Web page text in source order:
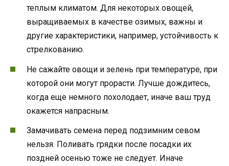
теплым климатом. Для некоторых овощей,
выращиваемых в качестве озимых, важны и
другие характеристики, например, устойчивость к
стрелкованию.
Не сажайте овощи и зелень при температуре, при
которой они могут прорасти. Лучше дождитесь,
когда еще немного похолодает, иначе ваш труд
окажется напрасным.
Замачивать семена перед подзимним севом
нельзя. Поливать грядки после посадки их
поздней осенью тоже не следует. Иначе